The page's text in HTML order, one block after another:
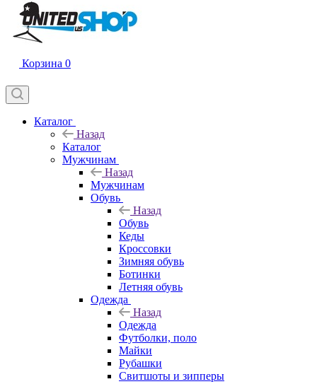
Корзина 0
Каталог
Назад
Каталог
Мужчинам
Назад
Мужчинам
Обувь
Назад
Обувь
Кеды
Кроссовки
Зимняя обувь
Ботинки
Летняя обувь
Одежда
Назад
Одежда
Футболки, поло
Майки
Рубашки
Свитшоты и зипперы